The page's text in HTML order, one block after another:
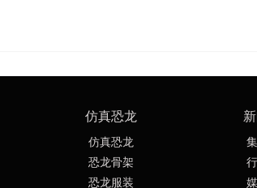
仿真恐龙
仿真恐龙
恐龙骨架
恐龙服装